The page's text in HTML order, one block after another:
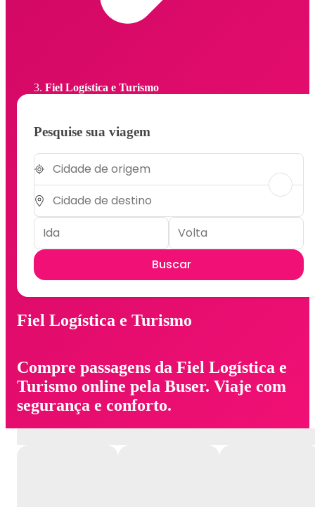
Fiel Logística e Turismo
Fiel Logística e Turismo
Compre passagens da Fiel Logística e
Turismo online pela Buser. Viaje com
segurança e conforto.
Pesquise sua viagem
Buscar